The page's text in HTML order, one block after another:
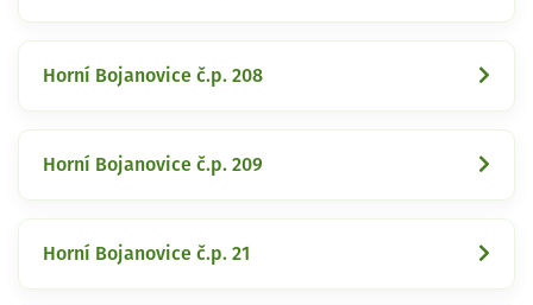
Horní Bojanovice č.p. 208
Horní Bojanovice č.p. 209
Horní Bojanovice č.p. 21